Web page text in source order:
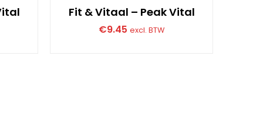
Fit & Vitaal – Peak Vital
€9.45 excl. BTW